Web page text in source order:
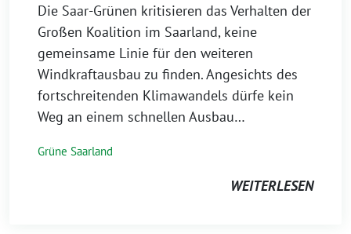
Die Saar-Grünen kritisieren das Verhalten der
Großen Koalition im Saarland, keine
gemeinsame Linie für den weiteren
Windkraftausbau zu finden. Angesichts des
fortschreitenden Klimawandels dürfe kein
Weg an einem schnellen Ausbau…
Grüne Saarland
WEITERLESEN